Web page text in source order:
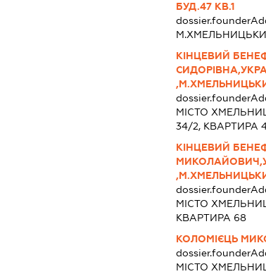
БУД.47 КВ.1
КІНЦЕВИЙ
МІСТО
34/2, КВАРТИРА
КІНЦЕВИЙ
МІСТО
КВАРТИРА 68
КОЛОМІЄЦЬ
МІСТО